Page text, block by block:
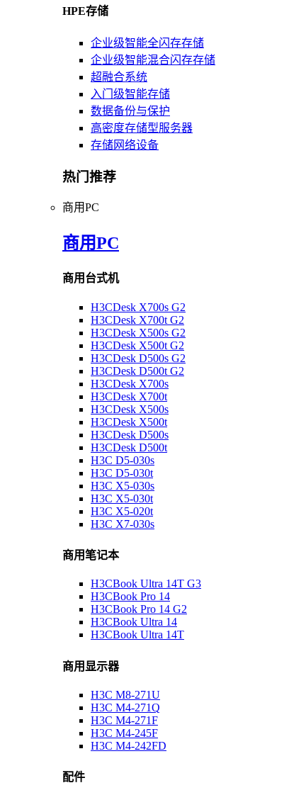
HPE存储
企业级智能全闪存存储
企业级智能混合闪存存储
超融合系统
入门级智能存储
数据备份与保护
高密度存储型服务器
存储网络设备
热门推荐
商用PC
商用PC
商用台式机
H3CDesk X700s G2
H3CDesk X700t G2
H3CDesk X500s G2
H3CDesk X500t G2
H3CDesk D500s G2
H3CDesk D500t G2
H3CDesk X700s
H3CDesk X700t
H3CDesk X500s
H3CDesk X500t
H3CDesk D500s
H3CDesk D500t
H3C D5-030s
H3C D5-030t
H3C X5-030s
H3C X5-030t
H3C X5-020t
H3C X7-030s
商用笔记本
H3CBook Ultra 14T G3
H3CBook Pro 14
H3CBook Pro 14 G2
H3CBook Ultra 14
H3CBook Ultra 14T
商用显示器
H3C M8-271U
H3C M4-271Q
H3C M4-271F
H3C M4-245F
H3C M4-242FD
配件